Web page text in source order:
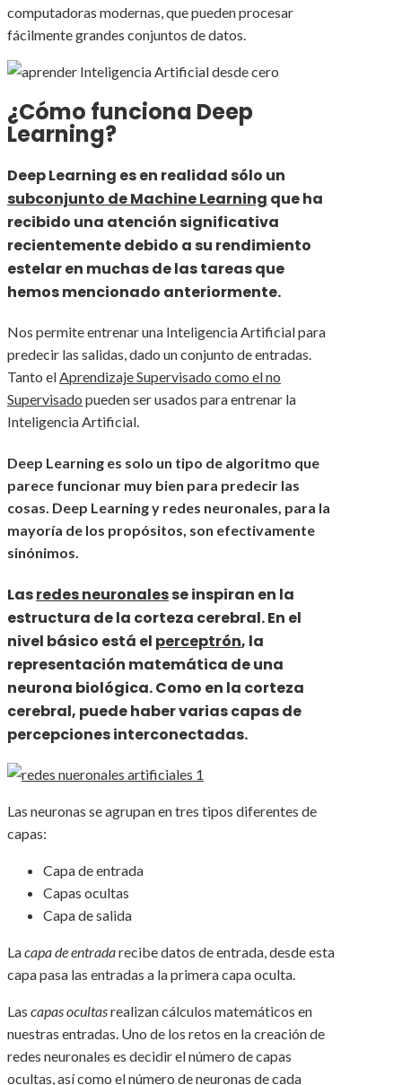
computadoras modernas, que pueden procesar
fácilmente grandes conjuntos de datos.
¿Cómo funciona Deep
Learning?
Deep Learning es en realidad sólo un
subconjunto de Machine Learning que ha
recibido una atención significativa
recientemente debido a su rendimiento
estelar en muchas de las tareas que
hemos mencionado anteriormente.
Nos permite entrenar una Inteligencia Artificial para
predecir las salidas, dado un conjunto de entradas.
Tanto elAprendizaje Supervisado como el no
Supervisado pueden ser usados para entrenar la
Inteligencia Artificial.
Deep Learning es solo un tipo de algoritmo que
parece funcionar muy bien para predecir las
cosas. Deep Learning y redes neuronales, para la
mayoría de los propósitos, son efectivamente
sinónimos.
Lasredes neuronalesse inspiran en la
estructura de la corteza cerebral. En el
nivel básico está el perceptrón, la
representación matemática de una
neurona biológica. Como en la corteza
cerebral, puede haber varias capas de
percepciones interconectadas.
Las neuronas se agrupan en tres tipos diferentes de
capas:
Capa de entrada
Capas ocultas
Capa de salida
Lacapa de entradarecibe datos de entrada, desde esta
capa pasa las entradas a la primera capa oculta.
Las capas ocultasrealizan cálculos matemáticos en
nuestras entradas. Uno de los retos en la creación de
redes neuronales es decidir el número de capas
ocultas, así como el número de neuronas de cada